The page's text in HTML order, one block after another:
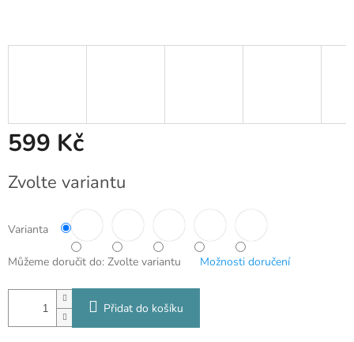
599 Kč
cena:
Zvolte variantu
Varianta
Můžeme doručit do: Zvolte variantu Možnosti doručení
Přidat do košíku